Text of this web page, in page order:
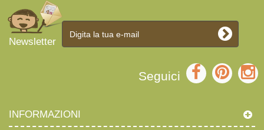
Newsletter
Seguici
INFORMAZIONI